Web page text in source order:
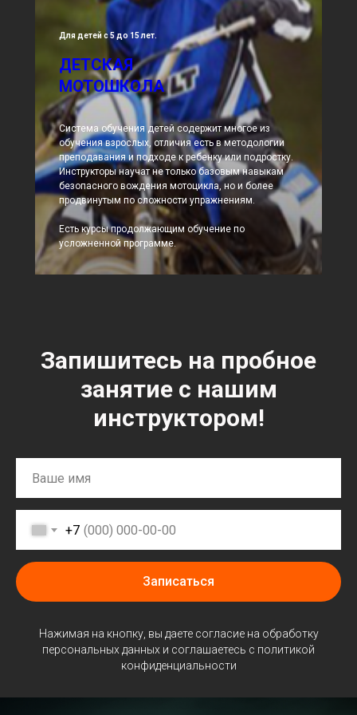
Для детей с 5 до 15 лет.
ДЕТСКАЯ
МОТОШКОЛА
Система обучения детей содержит многое из
обучения взрослых, отличия есть в методологии
преподавания и подходе к ребенку или подростку.
Инструкторы научат не только базовым навыкам
безопасного вождения мотоцикла, но и более
продвинутым по сложности упражнениям.
Есть курсы продолжающим обучение по
усложненной программе.
Запишитесь на пробное
занятие с нашим
инструктором!
+7
Записаться
Нажимая на кнопку, вы даете согласие на обработку
персональных данных и соглашаетесь c политикой
конфиденциальности